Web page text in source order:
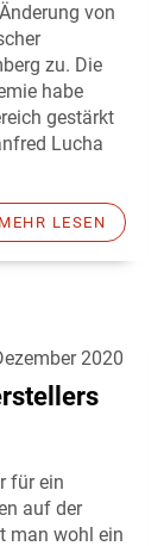
von
zu. Die
habe
gestärkt
Lucha
MEHR LESEN
2020
für ein
auf der
man wohl ein